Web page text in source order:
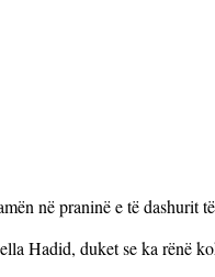
në praninë e të dashurit
Hadid, duket se ka rënë